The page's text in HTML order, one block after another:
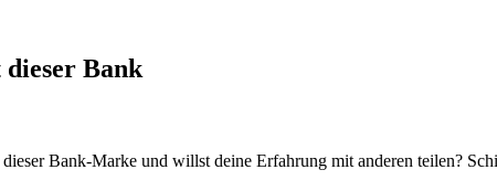
Bank
Bank-Marke und willst deine Erfahrung mit anderen teilen?